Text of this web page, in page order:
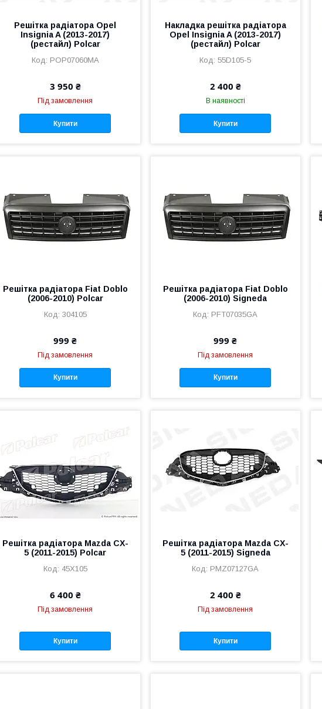
Решітка радіатора Opel
Insignia A (2013-2017)
(рестайл) Polcar
POP07060MA
3 950 ₴
Під замовлення
Купити
Накладка решітка радіатора
Opel Insignia A (2013-2017)
(рестайл) Polcar
55D105-5
2 400 ₴
В наявності
Купити
Решітка радіатора Fiat Doblo
(2006-2010) Polcar
304105
999 ₴
Під замовлення
Купити
Решітка радіатора Fiat Doblo
(2006-2010) Signeda
PFT07035GA
999 ₴
Під замовлення
Купити
Решітка радіатора Mazda CX-
5 (2011-2015) Polcar
45X105
6 400 ₴
Під замовлення
Купити
Решітка радіатора Mazda CX-
5 (2011-2015) Signeda
PMZ07127GA
2 400 ₴
Під замовлення
Купити